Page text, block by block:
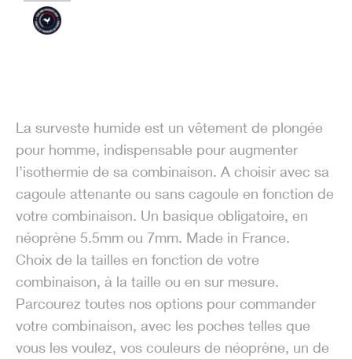
La surveste humide est un vêtement de plongée
pour homme, indispensable pour augmenter
l’isothermie de sa combinaison. A choisir avec sa
cagoule attenante ou sans cagoule en fonction de
votre combinaison. Un basique obligatoire, en
néoprène 5.5mm ou 7mm. Made in France.
Choix de la tailles en fonction de votre
combinaison, à la taille ou en sur mesure.
Parcourez toutes nos options pour commander
votre combinaison, avec les poches telles que
vous les voulez, vos couleurs de néoprène, un de